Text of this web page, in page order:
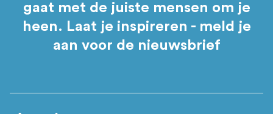
gaat met de juiste mensen om je
heen. Laat je inspireren - meld je
aan voor de nieuwsbrief